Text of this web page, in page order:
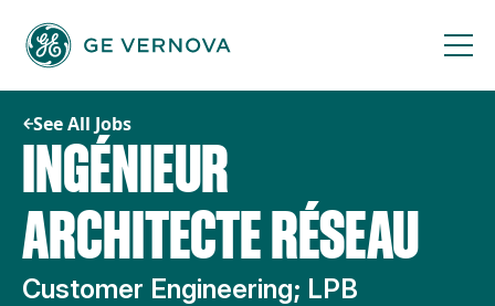
content
See All Jobs
INGÉNIEUR
ARCHITECTE RÉSEAU
Customer Engineering; LPB